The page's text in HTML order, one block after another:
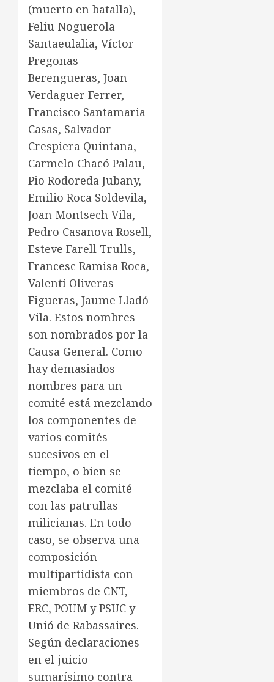
(muerto en batalla),
Feliu Noguerola
Santaeulalia, Víctor
Pregonas
Berengueras, Joan
Verdaguer Ferrer,
Francisco Santamaria
Casas, Salvador
Crespiera Quintana,
Carmelo Chacó Palau,
Pio Rodoreda Jubany,
Emilio Roca Soldevila,
Joan Montsech Vila,
Pedro Casanova Rosell,
Esteve Farell Trulls,
Francesc Ramisa Roca,
Valentí Oliveras
Figueras, Jaume Lladó
Vila. Estos nombres
son nombrados por la
Causa General. Como
hay demasiados
nombres para un
comité está mezclando
los componentes de
varios comités
sucesivos en el
tiempo, o bien se
mezclaba el comité
con las patrullas
milicianas. En todo
caso, se observa una
composición
multipartidista con
miembros de CNT,
ERC, POUM y PSUC y
Unió de Rabassaires.
Según declaraciones
en el juicio
sumarísimo contra